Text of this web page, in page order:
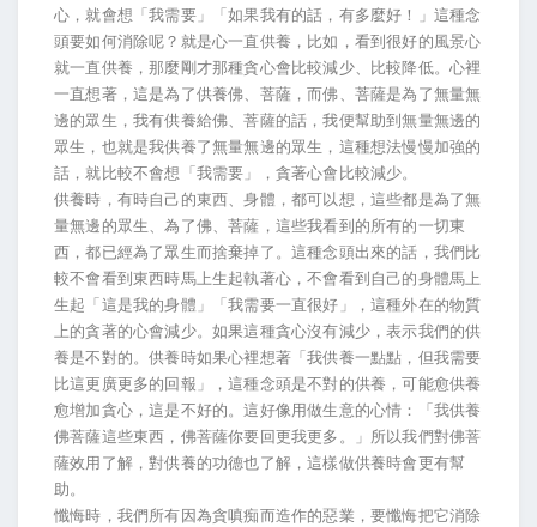
心，就會想「我需要」「如果我有的話，有多麼好！」這種念
頭要如何消除呢？就是心一直供養，比如，看到很好的風景心
就一直供養，那麼剛才那種貪心會比較減少、比較降低。心裡
一直想著，這是為了供養佛、菩薩，而佛、菩薩是為了無量無
邊的眾生，我有供養給佛、菩薩的話，我便幫助到無量無邊的
眾生，也就是我供養了無量無邊的眾生，這種想法慢慢加強的
話，就比較不會想「我需要」，貪著心會比較減少。
供養時，有時自己的東西、身體，都可以想，這些都是為了無
量無邊的眾生、為了佛、菩薩，這些我看到的所有的一切東
西，都已經為了眾生而捨棄掉了。這種念頭出來的話，我們比
較不會看到東西時馬上生起執著心，不會看到自己的身體馬上
生起「這是我的身體」「我需要一直很好」，這種外在的物質
上的貪著的心會減少。如果這種貪心沒有減少，表示我們的供
養是不對的。供養時如果心裡想著「我供養一點點，但我需要
比這更廣更多的回報」，這種念頭是不對的供養，可能愈供養
愈增加貪心，這是不好的。這好像用做生意的心情：「我供養
佛菩薩這些東西，佛菩薩你要回更我更多。」所以我們對佛菩
薩效用了解，對供養的功德也了解，這樣做供養時會更有幫
助。
懺悔時，我們所有因為貪嗔痴而造作的惡業，要懺悔把它消除